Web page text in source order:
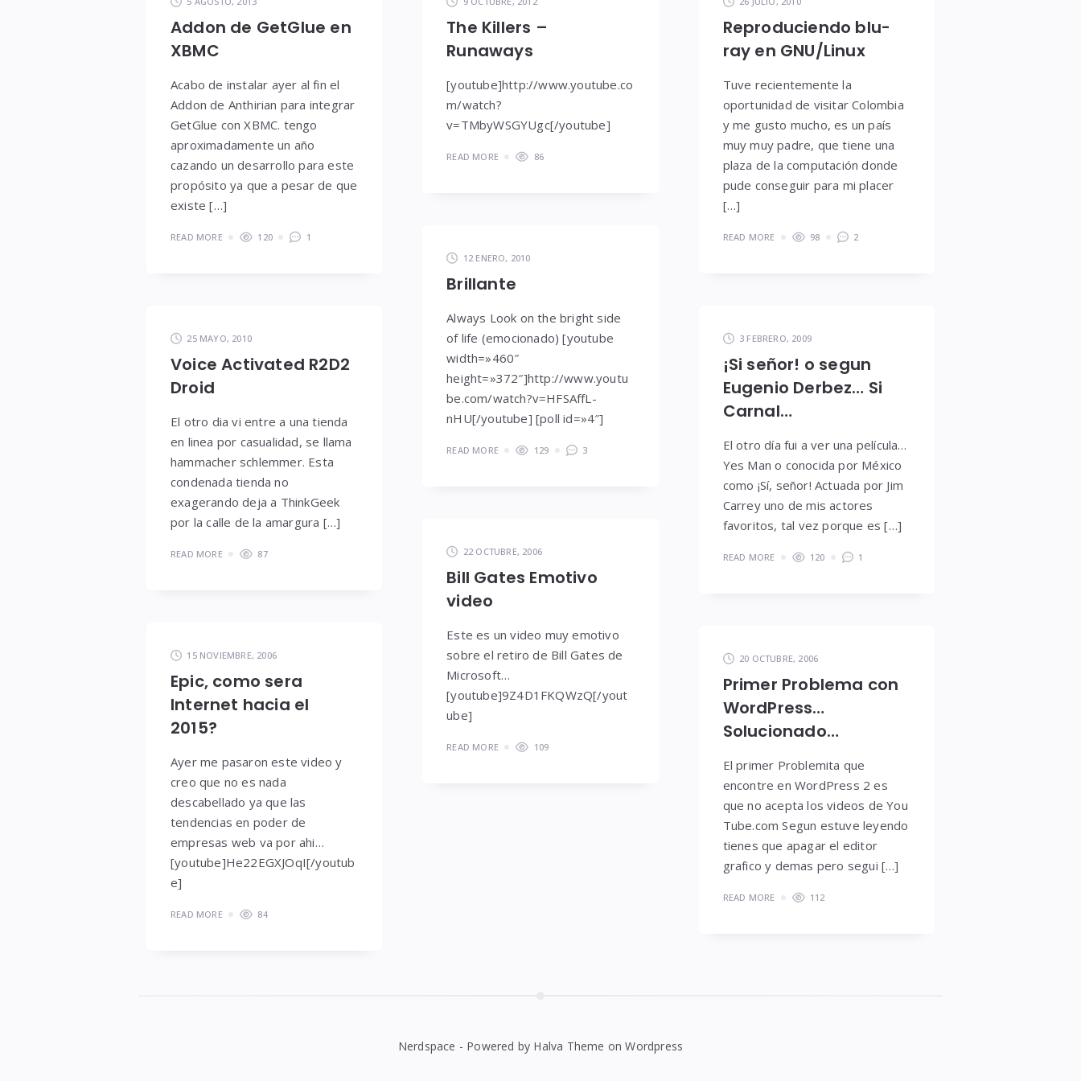
Addon de GetGlue en
XBMC
Acabo de instalar ayer al fin el
Addon de Anthirian para integrar
GetGlue con XBMC. tengo
aproximadamente un año
cazando un desarrollo para este
propósito ya que a pesar de que
existe […]
READ MORE 120 1
The Killers –
Runaways
[youtube]http://www.youtube.co
m/watch?
v=TMbyWSGYUgc[/youtube]
READ MORE 86
Reproduciendo blu-
ray en GNU/Linux
Tuve recientemente la
oportunidad de visitar Colombia
y me gusto mucho, es un país
muy muy padre, que tiene una
plaza de la computación donde
pude conseguir para mi placer
[…]
READ MORE 98 2
25 MAYO, 2010
Voice Activated R2D2
Droid
El otro dia vi entre a una tienda
en linea por casualidad, se llama
hammacher schlemmer. Esta
condenada tienda no
exagerando deja a ThinkGeek
por la calle de la amargura […]
READ MORE 87
12 ENERO, 2010
Brillante
Always Look on the bright side
of life (emocionado) [youtube
width=»460″
height=»372″]http://www.youtu
be.com/watch?v=HFSAffL-
nHU[/youtube] [poll id=»4″]
READ MORE 129 3
3 FEBRERO, 2009
¡Si señor! o segun
Eugenio Derbez… Si
Carnal…
El otro día fui a ver una película…
Yes Man o conocida por México
como ¡Sí, señor! Actuada por Jim
Carrey uno de mis actores
favoritos, tal vez porque es […]
READ MORE 120 1
15 NOVIEMBRE, 2006
Epic, como sera
Internet hacia el
2015?
Ayer me pasaron este video y
creo que no es nada
descabellado ya que las
tendencias en poder de
empresas web va por ahi…
[youtube]He22EGXJOqI[/youtub
e]
READ MORE 84
22 OCTUBRE, 2006
Bill Gates Emotivo
video
Este es un video muy emotivo
sobre el retiro de Bill Gates de
Microsoft…
[youtube]9Z4D1FKQWzQ[/yout
ube]
READ MORE 109
20 OCTUBRE, 2006
Primer Problema con
WordPress…
Solucionado…
El primer Problemita que
encontre en WordPress 2 es
que no acepta los videos de You
Tube.com Segun estuve leyendo
tienes que apagar el editor
grafico y demas pero segui […]
READ MORE 112
Nerdspace - Powered by Halva Theme on Wordpress